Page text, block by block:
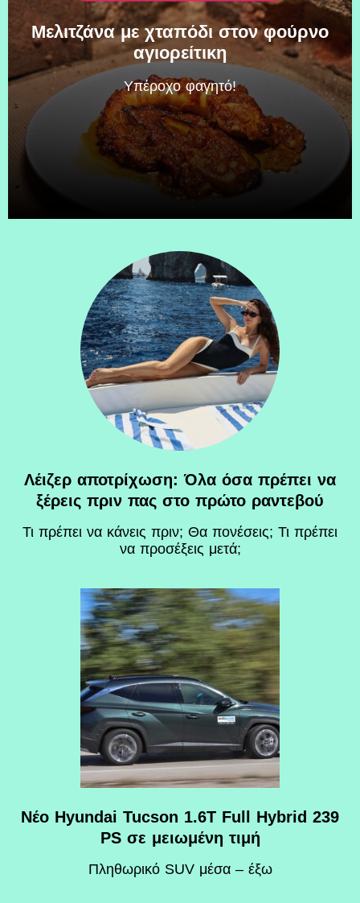
Μελιτζάνα με χταπόδι στον φούρνο
αγιορείτικη
Υπέροχο φαγητό!
Λέιζερ αποτρίχωση: Όλα όσα πρέπει να
ξέρεις πριν πας στο πρώτο ραντεβού
Τι πρέπει να κάνεις πριν; Θα πονέσεις; Τι πρέπει
να προσέξεις μετά;
Νέο Hyundai Tucson 1.6T Full Hybrid 239
PS σε μειωμένη τιμή
Πληθωρικό SUV μέσα – έξω